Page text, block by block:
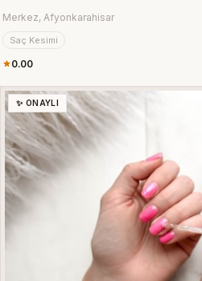
Merkez, Afyonkarahisar
Saç Kesimi
0.00
✨ ONAYLI